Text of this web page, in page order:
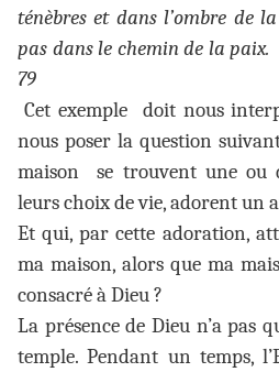
ténèbres et dans l’ombre de
pas dans le chemin de
79
Cet exemple doit nous
nous poser la question
maison se trouvent une ou
leurs choix de vie, adorent un
Et qui, par cette adoration,
ma maison, alors que ma
consacré à Dieu ?
La présence de Dieu n’a pas
temple. Pendant un temps,